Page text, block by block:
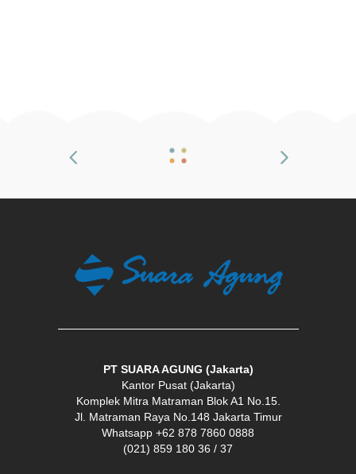
PT SUARA AGUNG (Jakarta)
Kantor Pusat (Jakarta)
Komplek Mitra Matraman Blok A1 No.15.
Jl. Matraman Raya No.148 Jakarta Timur
Whatsapp +62 878 7860 0888
(021) 859 180 36 / 37